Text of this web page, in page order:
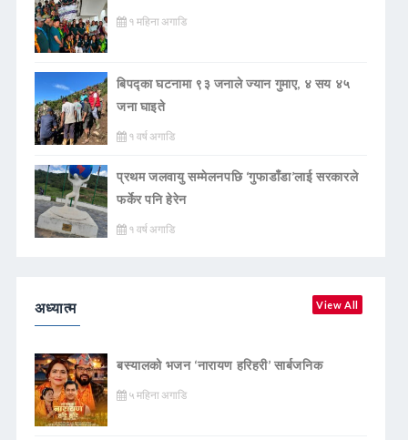
१ महिना अगाडि
बिपद्का घटनामा ९३ जनाले ज्यान गुमाए, ४ सय ४५
जना घाइते
१ वर्ष अगाडि
प्रथम जलवायु सम्मेलनपछि ‘गुफाडाँडा’लाई सरकारले
फर्केर पनि हेरेन
१ वर्ष अगाडि
अध्यात्म View All
बस्यालको भजन ‘नारायण हरिहरी’ सार्बजनिक
५ महिना अगाडि